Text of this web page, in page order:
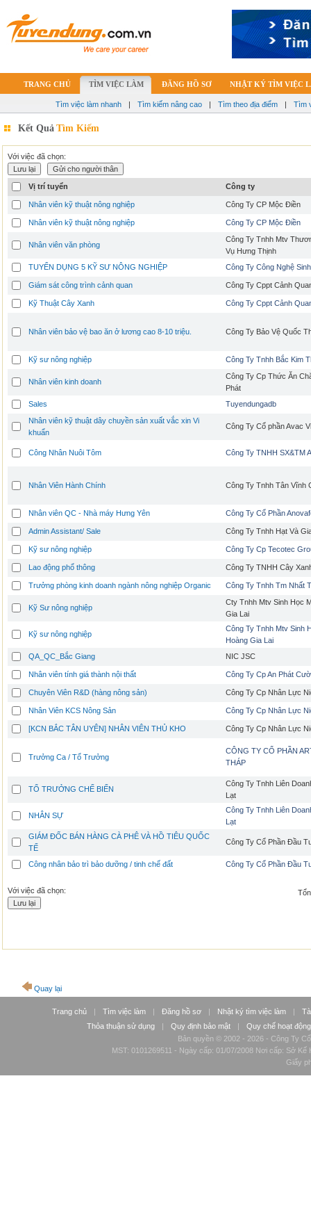
TRANG CHỦ TÌM VIỆC LÀM ĐĂNG HỒ SƠ NHẬT KÝ TÌM VIỆC
Tìm việc làm nhanh | Tìm kiếm nâng cao | Tìm theo địa điểm | Tìm
Kết Quả Tìm Kiếm
Với việc đã chọn:
Vị trí tuyển Công ty
Nhân viên kỹ thuật nông nghiệp Công Ty CP Mộc Điền
Nhân viên kỹ thuật nông nghiệp Công Ty CP Mộc Điền
Nhân viên văn phòng
Công Ty Tnhh Mtv
Vụ Hưng Thịnh
TUYỂN DỤNG 5 KỸ SƯ NÔNG NGHIỆP
Công Ty Công Nghệ
Giám sát công trình cảnh quan Công Ty Cppt Cảnh
Kỹ Thuật Cây Xanh Công Ty Cppt Cảnh
Nhân viên bảo vệ bao ăn ở lương cao 8-10 triệu. Công Ty Bảo Vệ Quốc
Kỹ sư nông nghiệp Công Ty Tnhh Bắc Kim
Nhân viên kinh doanh
Công Ty Cp Thức Ăn
Phát
Sales
Tuyendungadb
Nhân viên kỹ thuật dây chuyền sản xuất vắc xin Vi
khuẩn
Công Ty Cổ phần Avac
Công Nhân Nuôi Tôm Công Ty TNHH SX&TM
Nhân Viên Hành Chính Công Ty Tnhh Tân Vĩnh
Nhân viên QC - Nhà máy Hưng Yên Công Ty Cổ Phần
Admin Assistant/ Sale Công Ty Tnhh Hạt Và
Kỹ sư nông nghiệp Công Ty Cp Tecotec
Lao động phổ thông Công Ty TNHH Cây
Trưởng phòng kinh doanh ngành nông nghiệp Organic Công Ty Tnhh Tm Nhất
Kỹ Sư nông nghiệp
Cty Tnhh Mtv Sinh Học
Gia Lai
Kỹ sư nông nghiệp
Công Ty Tnhh Mtv Sinh
Hoàng Gia Lai
QA_QC_Bắc Giang
NIC JSC
Nhân viên tính giá thành nội thất Công Ty Cp An Phát
Chuyên Viên R&D (hàng nông sản) Công Ty Cp Nhân Lực
Nhân Viên KCS Nông Sản Công Ty Cp Nhân Lực
[KCN BẮC TÂN UYÊN] NHÂN VIÊN THỦ KHO Công Ty Cp Nhân Lực
Trưởng Ca / Tổ Trưởng
CÔNG TY CỔ PHẦN
THÁP
TỔ TRƯỞNG CHẾ BIẾN
Công Ty Tnhh Liên
Lạt
NHÂN SỰ
Công Ty Tnhh Liên
Lạt
GIÁM ĐỐC BÁN HÀNG CÀ PHÊ VÀ HỒ TIÊU QUỐC
TẾ
Công Ty Cổ Phần Đầu
Công nhân bảo trì bảo dưỡng / tinh chế đất Công Ty Cổ Phần Đầu
Với việc đã chọn:
Quay lại
Trang chủ | Tìm việc làm | Đăng hồ sơ | Nhật ký tìm việc làm |
Thỏa thuận sử dụng
| Quy định bảo mật |
Quy chế hoạt động
Bản quyền © 2002 - 2026 - Công Ty
MST: 0101269511 - Ngày cấp: 01/07/2008 Nơi cấp: Sở
Giấy